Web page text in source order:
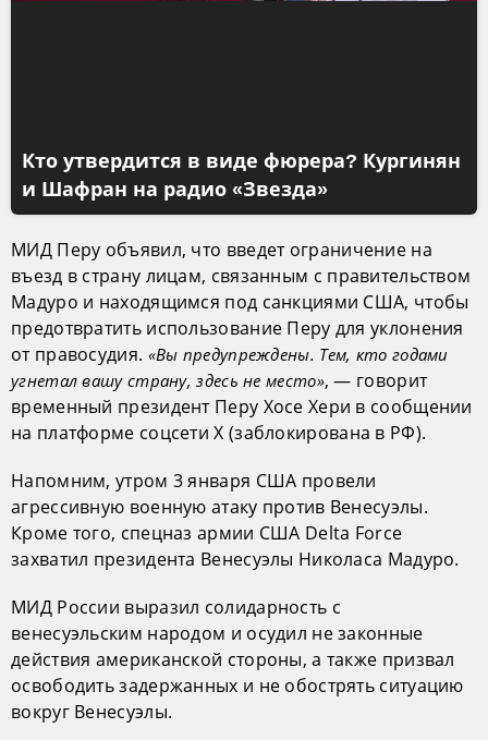
Кто утвердится в виде фюрера? Кургинян
и Шафран на радио «Звезда»
МИД Перу объявил, что введет ограничение на
въезд в страну лицам, связанным с правительством
Мадуро и находящимся под санкциями США, чтобы
предотвратить использование Перу для уклонения
от правосудия. «Вы предупреждены. Тем, кто годами
угнетал вашу страну, здесь не место», — говорит
временный президент Перу Хосе Хери в сообщении
на платформе соцсети X (заблокирована в РФ).
Напомним, утром 3 января США провели
агрессивную военную атаку против Венесуэлы.
Кроме того, спецназ армии США Delta Force
захватил президента Венесуэлы Николаса Мадуро.
МИД России выразил солидарность с
венесуэльским народом и осудил не законные
действия американской стороны, а также призвал
освободить задержанных и не обострять ситуацию
вокруг Венесуэлы.